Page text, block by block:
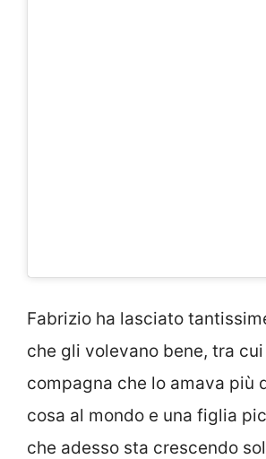
Fabrizio ha lasciato
che gli volevano bene, tra cui
compagna che lo amava più
cosa al mondo e una figlia
che adesso sta crescendo